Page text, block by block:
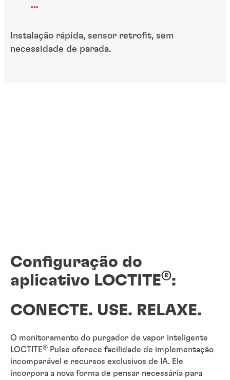
...
Instalação rápida, sensor retrofit, sem
necessidade de parada.
Configuração do
aplicativo LOCTITE®:
CONECTE. USE. RELAXE.
O monitoramento do purgador de vapor inteligente
LOCTITE®
Pulse oferece facilidade de implementação
incomparável e recursos exclusivos de IA. Ele
incorpora a nova forma de pensar necessária para